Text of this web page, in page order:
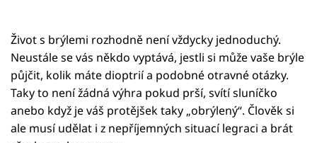
Život s brýlemi rozhodně není vždycky jednoduchý.
Neustále se vás někdo vyptává, jestli si může vaše brýle
půjčit, kolik máte dioptrií a podobné otravné otázky.
Taky to není žádná výhra pokud prší, svítí sluníčko
anebo když je váš protějšek taky „obrýlený“. Člověk si
ale musí udělat i z nepříjemných situací legraci a brát